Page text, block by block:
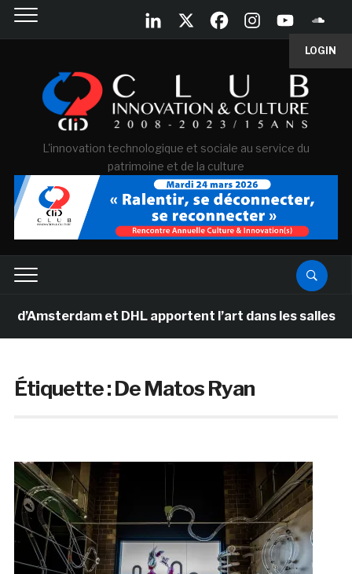
LOGIN
L'innovation technologique et sociale au service du
patrimoine et de la culture
et DHL apportent l’art dans les salles de
Étiquette :De Matos Ryan